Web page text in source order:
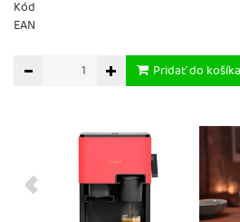
Kód
EAN
Pridať do košíka